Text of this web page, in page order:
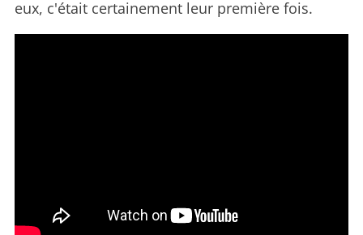
eux, c'était certainement leur première fois.